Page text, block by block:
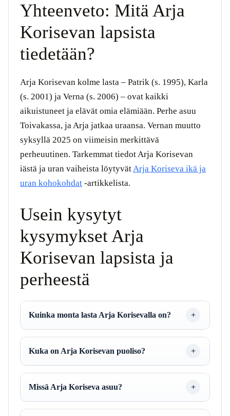
Yhteenveto: Mitä Arja
Korisevan lapsista
tiedetään?
Arja Korisevan kolme lasta – Patrik (s. 1995), Karla
(s. 2001) ja Verna (s. 2006) – ovat kaikki
aikuistuneet ja elävät omia elämiään. Perhe asuu
Toivakassa, ja Arja jatkaa uraansa. Vernan muutto
syksyllä 2025 on viimeisin merkittävä
perheuutinen. Tarkemmat tiedot Arja Korisevan
iästä ja uran vaiheista löytyvätArja Koriseva ikä ja
uran kohokohdat -artikkelista.
Usein kysytyt
kysymykset Arja
Korisevan lapsista ja
perheestä
Kuinka monta lasta Arja Korisevalla on?
Kuka on Arja Korisevan puoliso?
Missä Arja Koriseva asuu?